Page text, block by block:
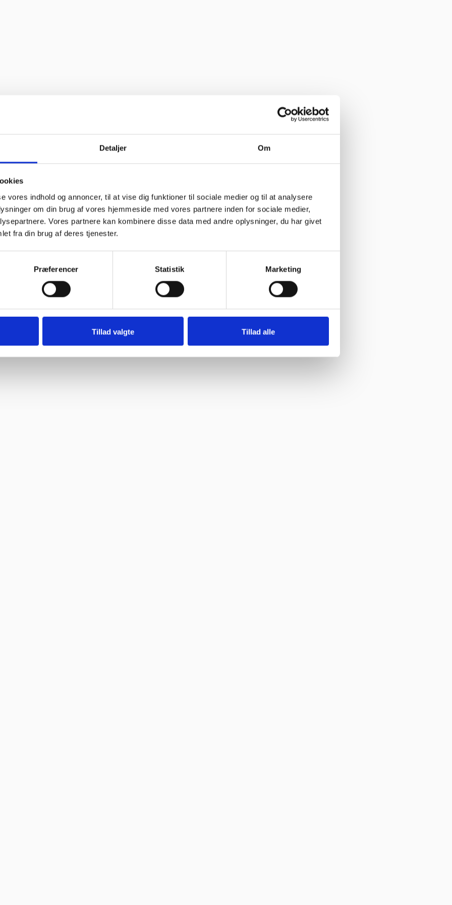
Detaljer Om
vores indhold og annoncer, til at vise dig funktioner til sociale medier og til at analysere
om din brug af vores hjemmeside med vores partnere inden for sociale medier,
Vores partnere kan kombinere disse data med andre oplysninger, du har givet
fra din brug af deres tjenester.
Præferencer Statistik Marketing
Tillad valgte Tillad alle